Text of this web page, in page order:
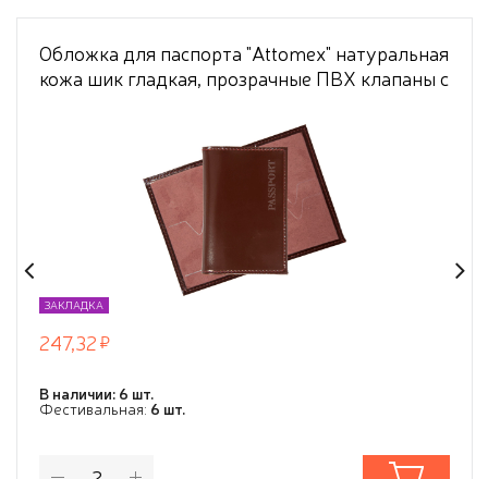
Обложка для паспорта "Attomex" натуральная
кожа шик гладкая, прозрачные ПВХ клапаны с
скругленные уголки, бордовая
ЗАКЛАДКА
247,32
В наличии: 6 шт.
Фестивальная: 6 шт.